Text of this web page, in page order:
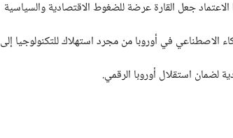
جعل القارة عرضة للضغوط الاقتصادية والسياسية
الاصطناعي في أوروبا من مجرد استهلاك للتكنولوجيا إلى
لضمان استقلال أوروبا الرقمي.